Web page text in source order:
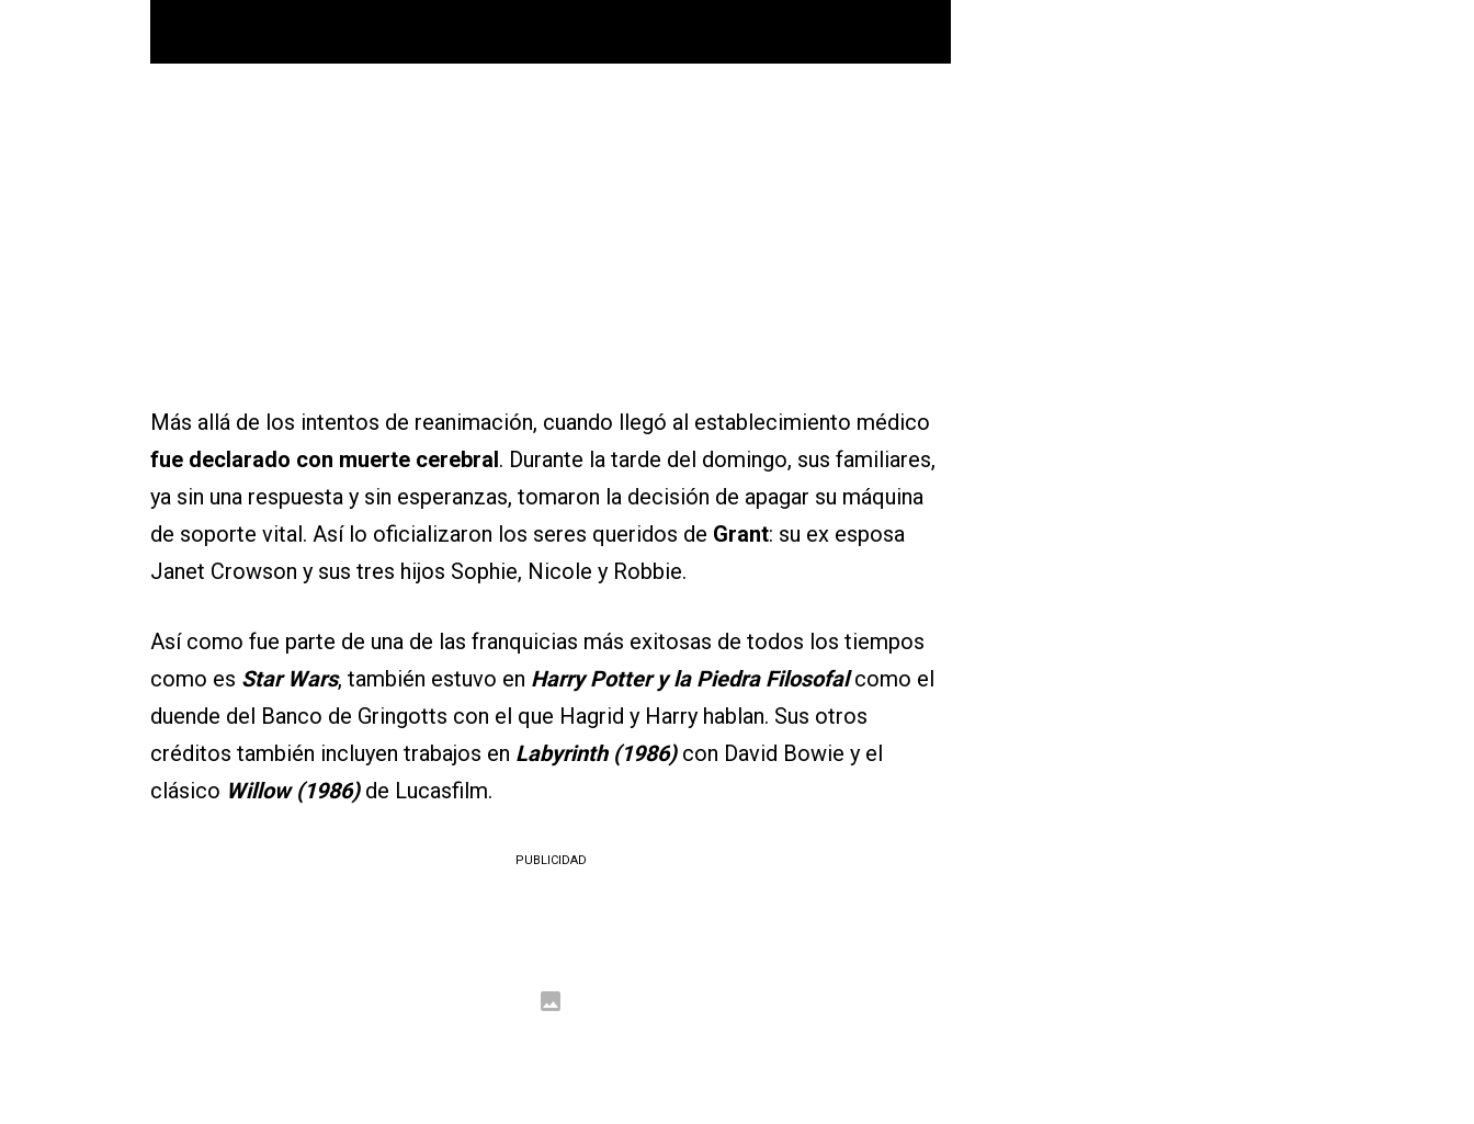
Más allá de los intentos de reanimación, cuando llegó al establecimiento médico
fue declarado con muerte cerebral. Durante la tarde del domingo, sus familiares,
ya sin una respuesta y sin esperanzas, tomaron la decisión de apagar su máquina
de soporte vital. Así lo oficializaron los seres queridos de Grant: su ex esposa
Janet Crowson y sus tres hijos Sophie, Nicole y Robbie.
Así como fue parte de una de las franquicias más exitosas de todos los tiempos
como es Star Wars, también estuvo en Harry Potter y la Piedra Filosofalcomo el
duende del Banco de Gringotts con el que Hagrid y Harry hablan. Sus otros
créditos también incluyen trabajos en Labyrinth (1986) con David Bowie y el
clásico Willow (1986) de Lucasfilm.
PUBLICIDAD